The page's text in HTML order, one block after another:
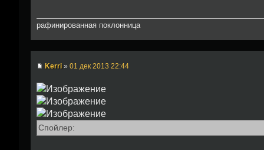
рафинированная поклонница
Kerri » 01 дек 2013 22:44
Спойлер: